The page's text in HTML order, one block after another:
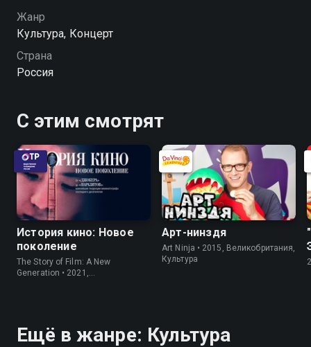
исполнением
Жанр
Культура, Концерт
Страна
Россия
С этим смотрят
История кино: Новое
поколение
The Story of Film: A New
Generation • 2021,
Арт-нинздя
Art Ninja • 2015, Великобритания,
Культура
Ещё в жанре: Культура